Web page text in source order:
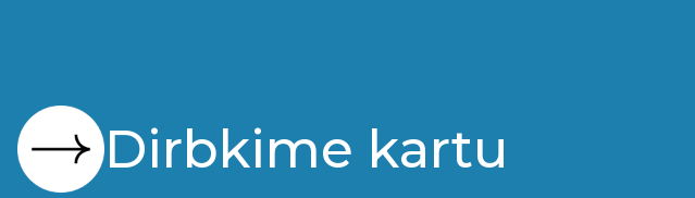
Dirbkime kartu